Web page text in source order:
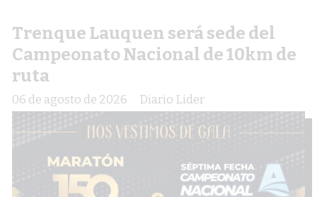
Trenque Lauquen será sede del
Campeonato Nacional de 10km de
ruta
Diario Lider
06 de agosto de 2026